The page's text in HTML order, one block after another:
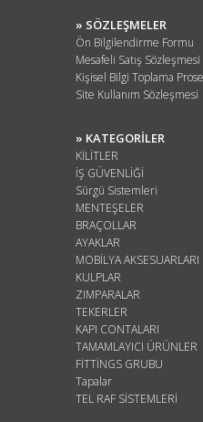
» SÖZLEŞMELER
Ön Bilgilendirme Formu
Mesafeli Satış Sözleşmesi
Kişisel Bilgi Toplama
Site Kullanım Sözleşmesi
» KATEGORİLER
KİLİTLER
İŞ GÜVENLİĞİ
Sürgü Sistemleri
MENTEŞELER
BRAÇOLLAR
AYAKLAR
MOBİLYA AKSESUARLARI
KULPLAR
ZIMPARALAR
TEKERLER
KAPI CONTALARI
TAMAMLAYICI ÜRÜNLER
FİTTİNGS GRUBU
Tapalar
TEL RAF SİSTEMLERİ